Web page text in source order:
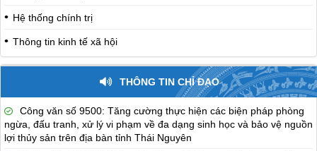
Hệ thống chính trị
Thông tin kinh tế xã hội
THÔNG TIN CHỈ ĐẠO
Công văn số 9500: Tăng cường thực hiện các biện pháp phòng
ngừa, đấu tranh, xử lý vi phạm về đa dạng sinh học và bảo vệ nguồn
lợi thủy sản trên địa bàn tỉnh Thái Nguyên